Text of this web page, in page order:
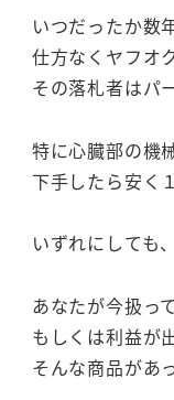
いつだったか数
仕方なくヤフオ
その落札者はパ
特に心臓部の機
下手したら安く
いずれにしても
あなたが今扱っ
もしくは利益が
そんな商品があ